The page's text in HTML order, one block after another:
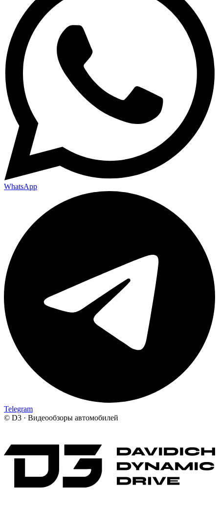
WhatsApp
Telegram
© D3 · Видеообзоры автомобилей